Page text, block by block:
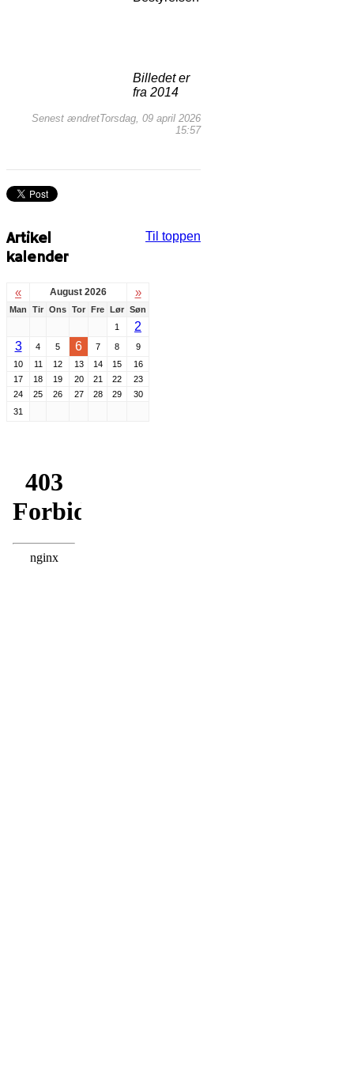
Billedet er
fra 2014
Senest ændretTorsdag, 09 april 2026
15:57
Til toppen
Artikel
kalender
« August 2026 »
Man Tir Ons Tor Fre Lør Søn
1
2
3
4 5 6 7 8
9
10
11 12 13 14 15
16
17
18 19 20 21 22
23
24
25 26 27 28 29
30
31